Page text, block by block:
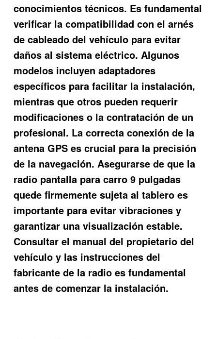
conocimientos técnicos. Es fundamental
verificar la compatibilidad con el arnés
de cableado del vehículo para evitar
daños al sistema eléctrico. Algunos
modelos incluyen adaptadores
específicos para facilitar la instalación,
mientras que otros pueden requerir
modificaciones o la contratación de un
profesional. La correcta conexión de la
antena GPS es crucial para la precisión
de la navegación. Asegurarse de que la
radio pantalla para carro 9 pulgadas
quede firmemente sujeta al tablero es
importante para evitar vibraciones y
garantizar una visualización estable.
Consultar el manual del propietario del
vehículo y las instrucciones del
fabricante de la radio es fundamental
antes de comenzar la instalación.